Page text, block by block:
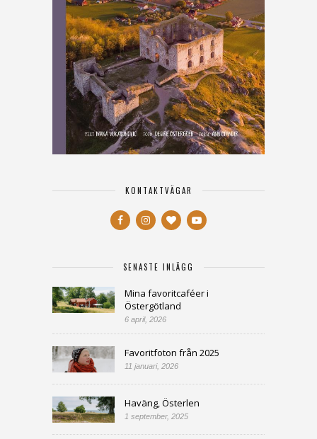
KONTAKTVÄGAR
SENASTE INLÄGG
Mina favoritcaféer i
Östergötland
6 april, 2026
Favoritfoton från 2025
11 januari, 2026
Haväng, Österlen
1 september, 2025